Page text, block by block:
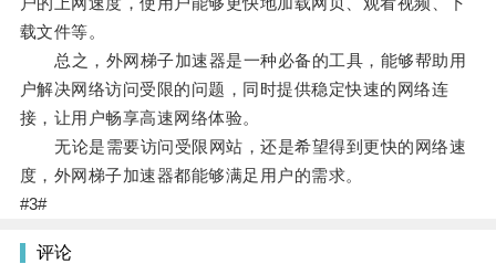
载文件等。
总之，外网梯子加速器是一种必备的工具，能够帮助用
户解决网络访问受限的问题，同时提供稳定快速的网络连
接，让用户畅享高速网络体验。
无论是需要访问受限网站，还是希望得到更快的网络速
度，外网梯子加速器都能够满足用户的需求。
#3#
评论